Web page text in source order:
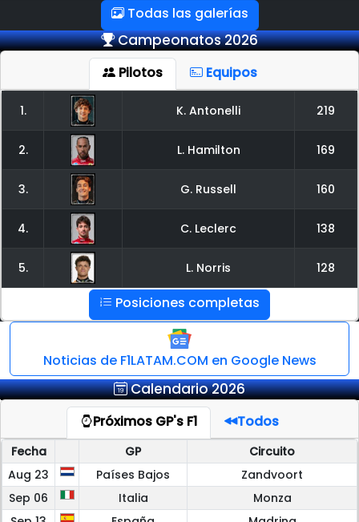
Todas las galerías
Campeonatos 2026
Pilotos Equipos
1. K. Antonelli 219
2. L. Hamilton 169
3. G. Russell 160
4. C. Leclerc 138
5. L. Norris 128
Posiciones completas
Noticias de F1LATAM.COM en Google News
Calendario 2026
Próximos GP's F1 Todos
Fecha GP
Circuito
Aug 23
Países Bajos
Zandvoort
Sep 06
Italia
Monza